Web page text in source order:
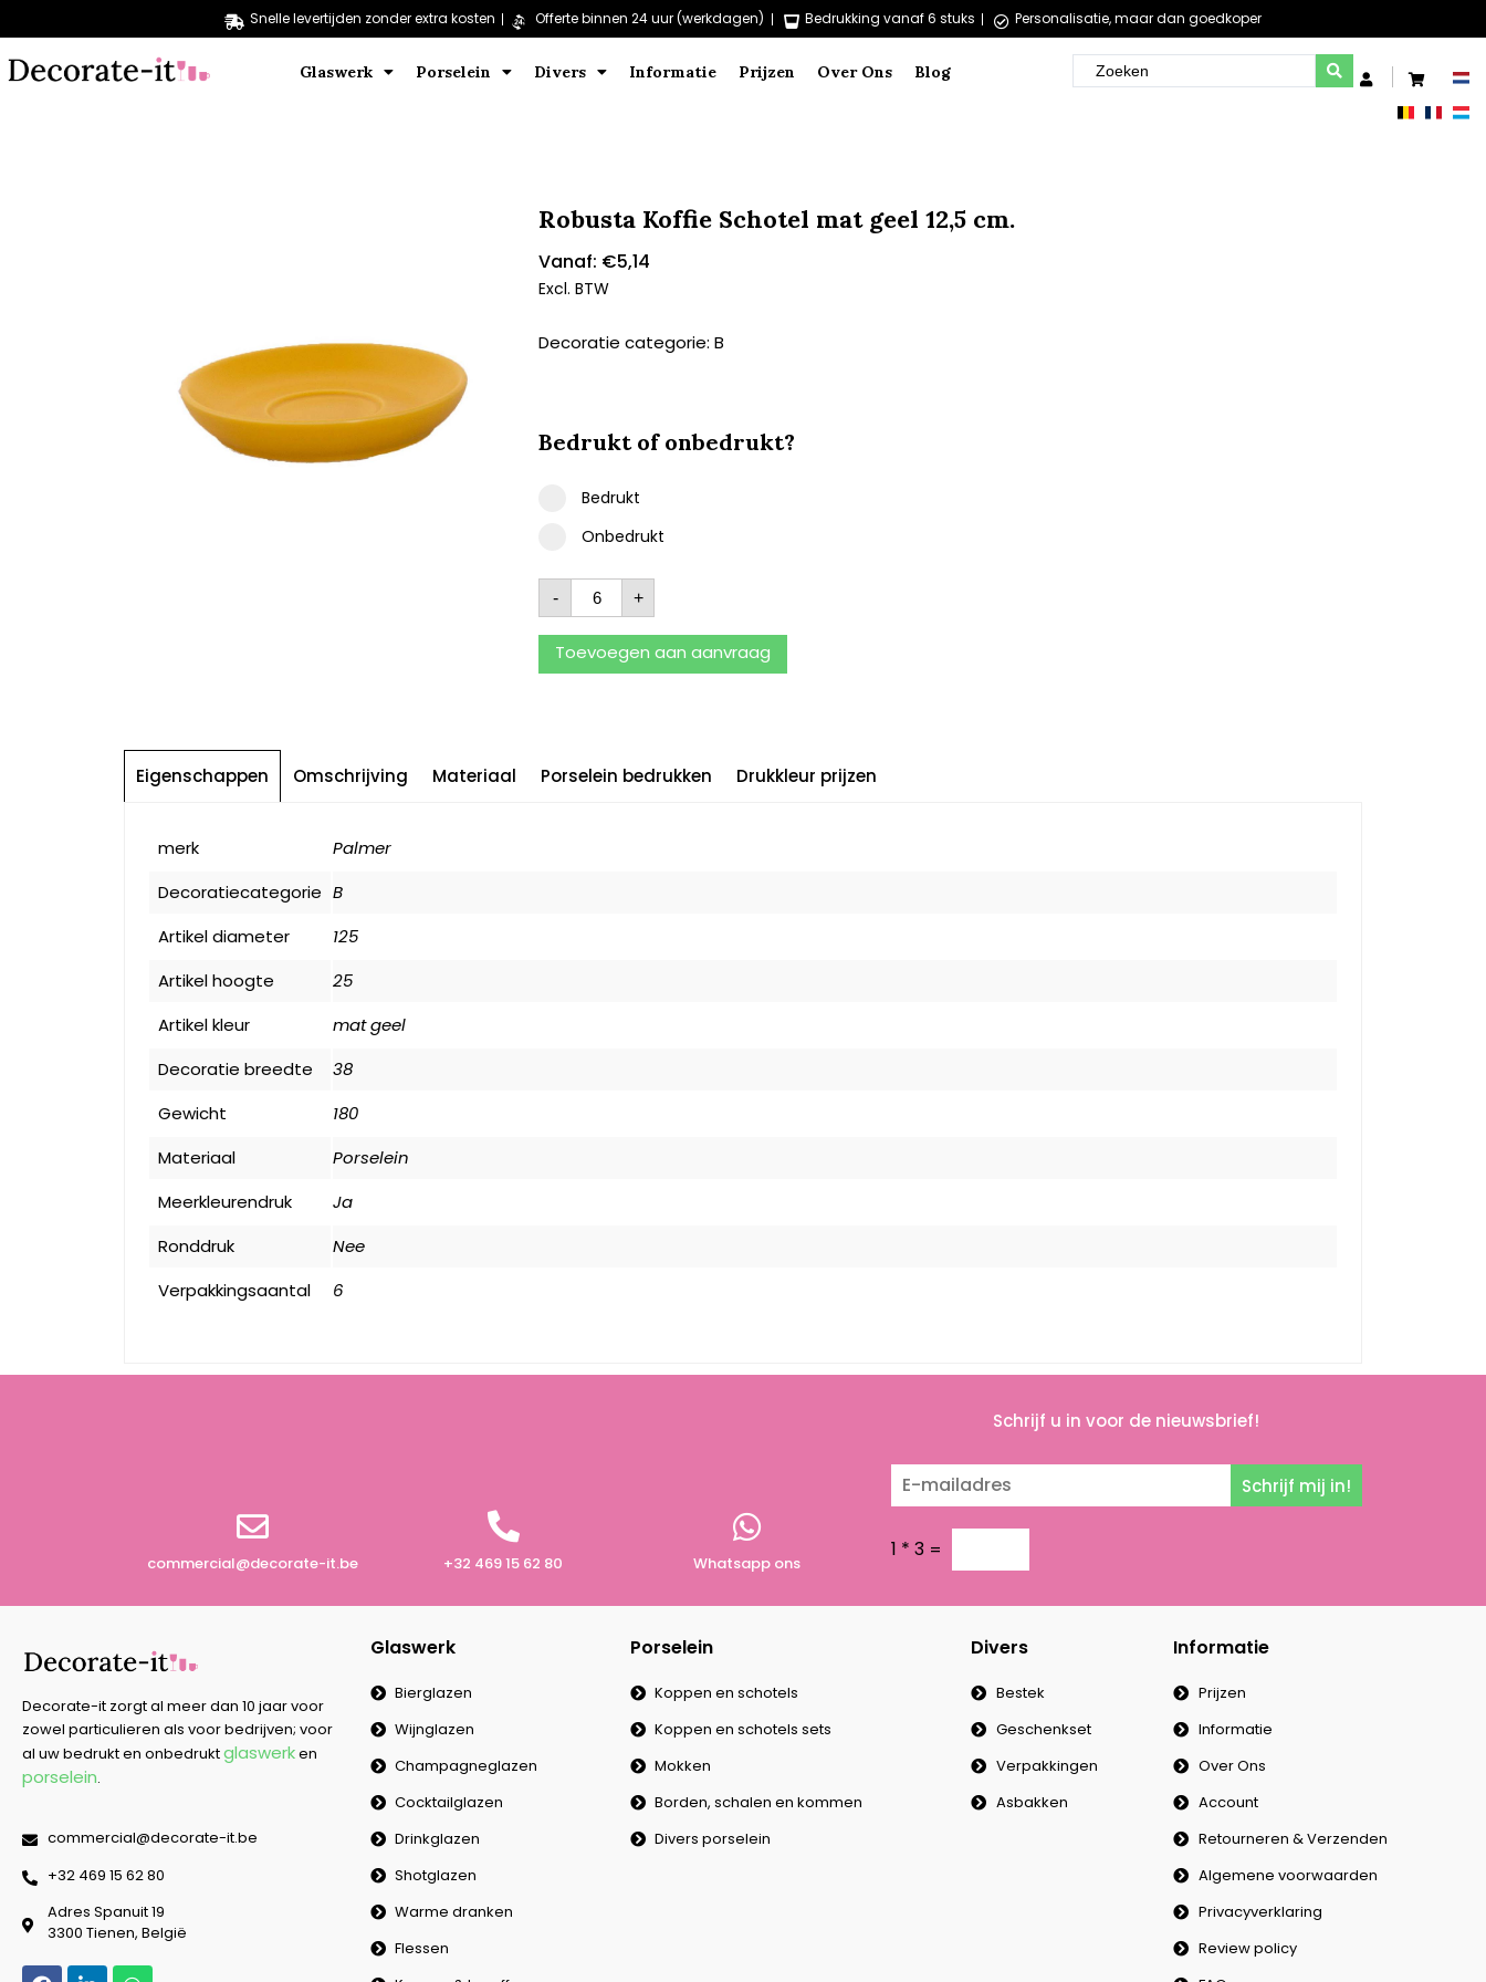
Snelle levertijden zonder extra kosten Offerte binnen 24 uur (werkdagen) Bedrukking vanaf 6 stuks Personalisatie, maar dan goedkoper
Glaswerk Porselein Divers Informatie Prijzen Over Ons Blog
Robusta Koffie Schotel mat geel 12,5 cm.
Vanaf: €5,14
Excl. BTW
Decoratie categorie: B
Bedrukt of onbedrukt?
Bedrukt
Onbedrukt
- +
Toevoegen aan aanvraag
Eigenschappen Omschrijving Materiaal Porselein bedrukken Drukkleur prijzen
merk
Palmer
Decoratiecategorie B
Artikel diameter
125
Artikel hoogte
25
Artikel kleur
mat geel
Decoratie breedte
38
Gewicht
180
Materiaal
Porselein
Meerkleurendruk
Ja
Ronddruk
Nee
Verpakkingsaantal
6
commercial@decorate-it.be +32 469 15 62 80 Whatsapp ons
Schrijf u in voor de nieuwsbrief!
1 * 3 =
Schrijf mij in!
Decorate-it zorgt al meer dan 10 jaar voor
zowel particulieren als voor bedrijven; voor
al uw bedrukt en onbedruktglaswerken
porselein.
commercial@decorate-it.be
‭+32 469 15 62 80‬
Adres Spanuit 19
3300 Tienen, België
Glaswerk
Bierglazen
Wijnglazen
Champagneglazen
Cocktailglazen
Drinkglazen
Shotglazen
Warme dranken
Flessen
Porselein
Koppen en schotels
Koppen en schotels sets
Mokken
Borden, schalen en kommen
Divers porselein
Divers
Bestek
Geschenkset
Verpakkingen
Asbakken
Informatie
Prijzen
Informatie
Over Ons
Account
Retourneren & Verzenden
Algemene voorwaarden
Privacyverklaring
Review policy